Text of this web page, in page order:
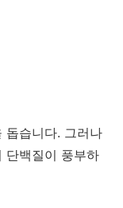
돕습니다. 그러나
단백질이 풍부하